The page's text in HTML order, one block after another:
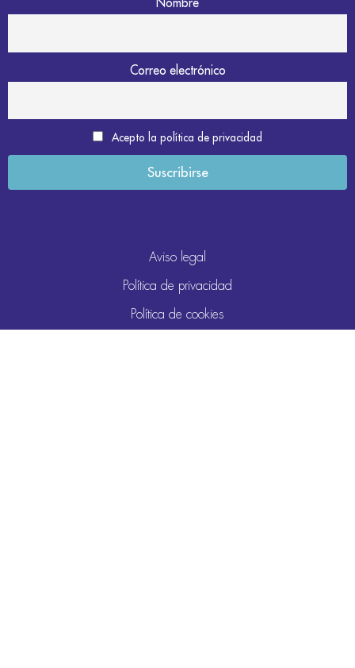
Correo electrónico
Acepto la política de privacidad
Aviso legal
Política de privacidad
Política de cookies